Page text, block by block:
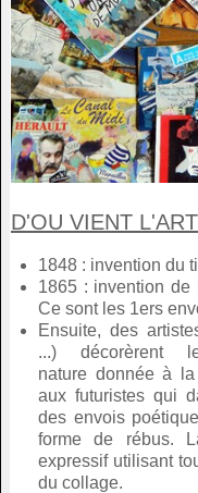
D'OU VIENT
1848 : invention du
1865 : invention de
Ce sont les 1ers
Ensuite, des
...) décorèrent
nature donnée à
aux futuristes qui
des envois
forme de rébus.
expressif utilisant
du collage.